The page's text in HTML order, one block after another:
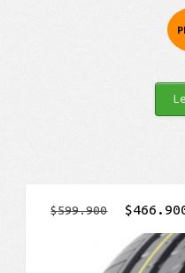
$599.900
El
precio
original
$